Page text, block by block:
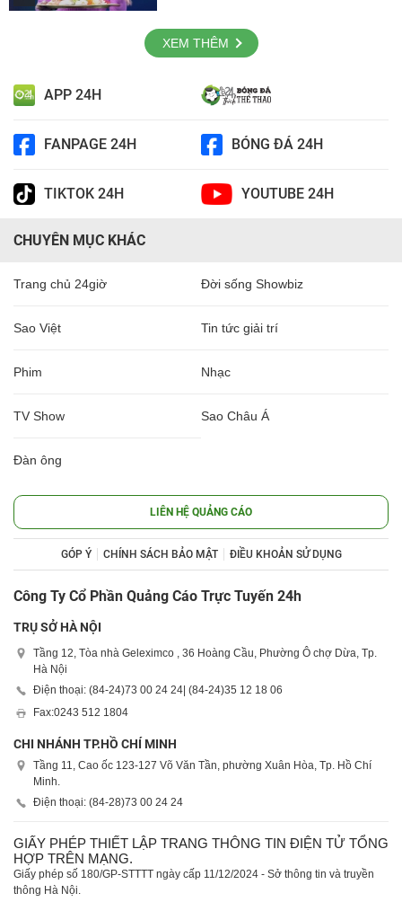
XEM THÊM
APP 24H
FANPAGE 24H BÓNG ĐÁ 24H
TIKTOK 24H YOUTUBE 24H
CHUYÊN MỤC KHÁC
Trang chủ 24giờ Đời sống Showbiz
Sao Việt Tin tức giải trí
Phim Nhạc
TV Show Sao Châu Á
Đàn ông
LIÊN HỆ QUẢNG CÁO
GÓP Ý CHÍNH SÁCH BẢO MẬT ĐIỀU KHOẢN SỬ DỤNG
Công Ty Cổ Phần Quảng Cáo Trực Tuyến 24h
TRỤ SỞ HÀ NỘI
Tầng 12, Tòa nhà Geleximco , 36 Hoàng Cầu, Phường Ô chợ Dừa, Tp.
Hà Nội
Điện thoại: (84-24)73 00 24 24| (84-24)35 12 18 06
Fax:0243 512 1804
CHI NHÁNH TP.HỒ CHÍ MINH
Tầng 11, Cao ốc 123-127 Võ Văn Tần, phường Xuân Hòa, Tp. Hồ Chí
Minh.
Điện thoại: (84-28)73 00 24 24
GIẤY PHÉP THIẾT LẬP TRANG THÔNG TIN ĐIỆN TỬ TỔNG
HỢP TRÊN MẠNG.
Giấy phép số 180/GP-STTTT ngày cấp 11/12/2024 - Sở thông tin và truyền
thông Hà Nội.